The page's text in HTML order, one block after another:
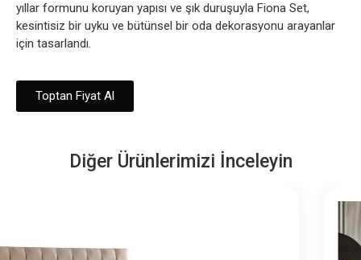
yıllar formunu koruyan yapısı ve şık duruşuyla Fiona Set,
kesintisiz bir uyku ve bütünsel bir oda dekorasyonu arayanlar
için tasarlandı.
Toptan Fiyat Al
Diğer Ürünlerimizi İnceleyin